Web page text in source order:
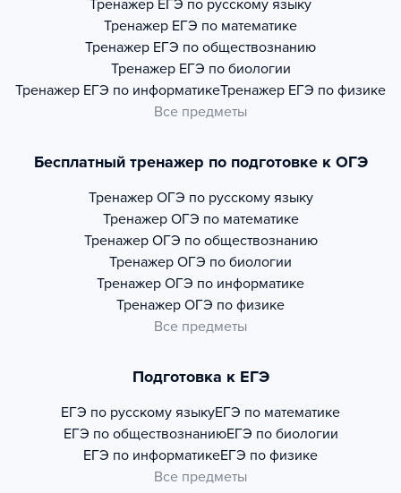
Тренажер ЕГЭ по русскому языку
Тренажер ЕГЭ по математике
Тренажер ЕГЭ по обществознанию
Тренажер ЕГЭ по биологии
Тренажер ЕГЭ по информатикеТренажер ЕГЭ по физике
Все предметы
Бесплатный тренажер по подготовке к ОГЭ
Тренажер ОГЭ по русскому языку
Тренажер ОГЭ по математике
Тренажер ОГЭ по обществознанию
Тренажер ОГЭ по биологии
Тренажер ОГЭ по информатике
Тренажер ОГЭ по физике
Все предметы
Подготовка к ЕГЭ
ЕГЭ по русскому языкуЕГЭ по математике
ЕГЭ по обществознаниюЕГЭ по биологии
ЕГЭ по информатикеЕГЭ по физике
Все предметы